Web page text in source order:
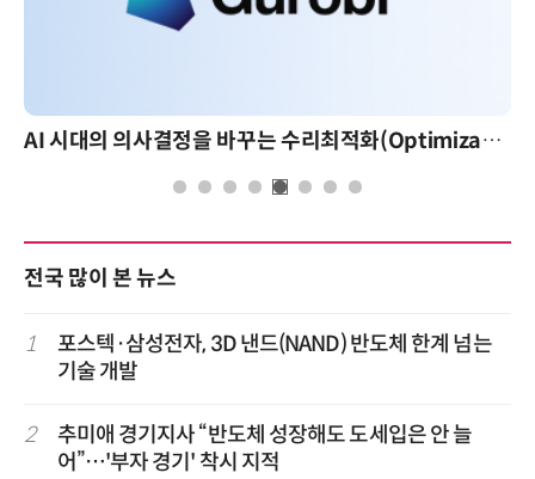
AI 시대의 의사결정을 바꾸는 수리최적화(Optimization): 실제 산업 적용 사례와 활용 전략
전국 많이 본 뉴스
1
포스텍·삼성전자, 3D 낸드(NAND) 반도체 한계 넘는
기술 개발
2
추미애 경기지사 “반도체 성장해도 도세입은 안 늘
어”…'부자 경기' 착시 지적